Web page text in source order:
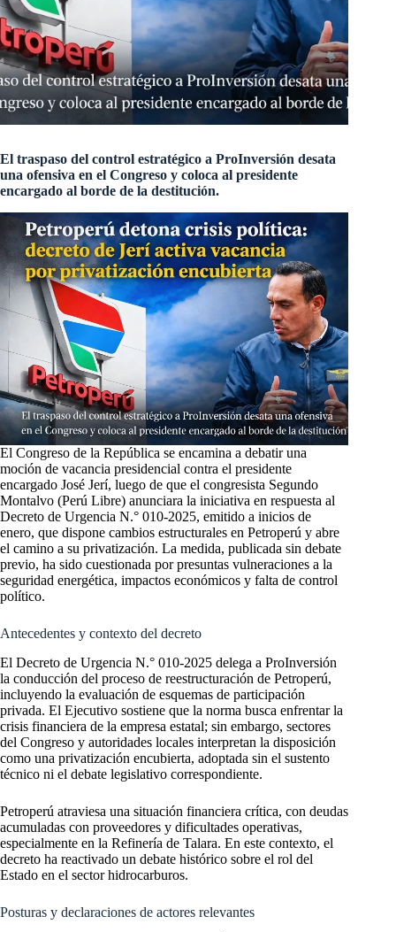
El traspaso del control estratégico a ProInversión desata
una ofensiva en el Congreso y coloca al presidente
encargado al borde de la destitución.
El Congreso de la República se encamina a debatir una
moción de vacancia presidencial contra el presidente
encargado José Jerí, luego de que el congresista Segundo
Montalvo (Perú Libre) anunciara la iniciativa en respuesta al
Decreto de Urgencia N.° 010-2025, emitido a inicios de
enero, que dispone cambios estructurales en Petroperú y abre
el camino a su privatización. La medida, publicada sin debate
previo, ha sido cuestionada por presuntas vulneraciones a la
seguridad energética, impactos económicos y falta de control
político.
Antecedentes y contexto del decreto
El Decreto de Urgencia N.° 010-2025 delega a ProInversión
la conducción del proceso de reestructuración de Petroperú,
incluyendo la evaluación de esquemas de participación
privada. El Ejecutivo sostiene que la norma busca enfrentar la
crisis financiera de la empresa estatal; sin embargo, sectores
del Congreso y autoridades locales interpretan la disposición
como una privatización encubierta, adoptada sin el sustento
técnico ni el debate legislativo correspondiente.
Petroperú atraviesa una situación financiera crítica, con deudas
acumuladas con proveedores y dificultades operativas,
especialmente en la Refinería de Talara. En este contexto, el
decreto ha reactivado un debate histórico sobre el rol del
Estado en el sector hidrocarburos.
Posturas y declaraciones de actores relevantes